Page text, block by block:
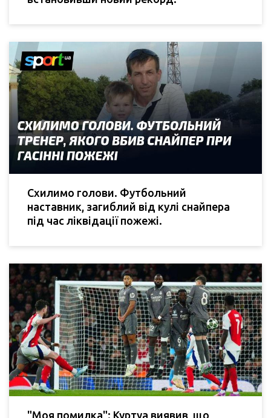
Схилимо голови. Футбольний
наставник, загиблий від кулі снайпера
під час ліквідації пожежі.
"Моя помилка": Куртуа виявив, що